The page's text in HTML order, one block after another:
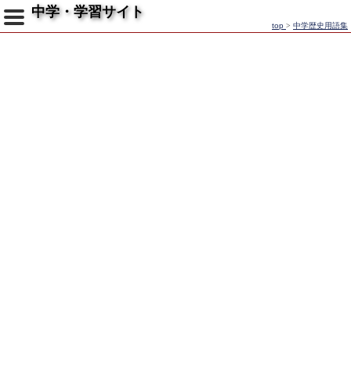
中学・学習サイト
top > 中学歴史用語集